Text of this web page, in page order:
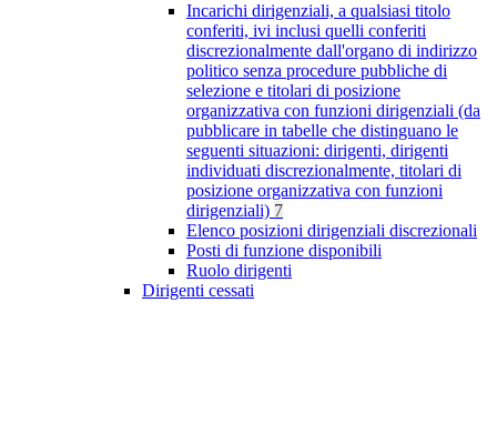
Incarichi dirigenziali, a qualsiasi titolo
conferiti, ivi inclusi quelli conferiti
discrezionalmente dall'organo di indirizzo
politico senza procedure pubbliche di
selezione e titolari di posizione
organizzativa con funzioni dirigenziali (da
pubblicare in tabelle che distinguano le
seguenti situazioni: dirigenti, dirigenti
individuati discrezionalmente, titolari di
posizione organizzativa con funzioni
dirigenziali) 7
Elenco posizioni dirigenziali discrezionali
Posti di funzione disponibili
Ruolo dirigenti
Dirigenti cessati